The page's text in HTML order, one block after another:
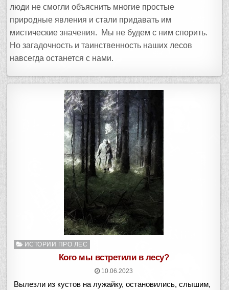
люди не смогли объяснить многие простые
природные явления и стали придавать им
мистические значения. Мы не будем с ним спорить.
Но загадочность и таинственность наших лесов
навсегда останется с нами.
Опубликовано
ИСТОРИИ ПРО ЛЕС
Кого мы встретили в лесу?
10.06.2023
Вылезли из кустов на лужайку, остановились, слышим,